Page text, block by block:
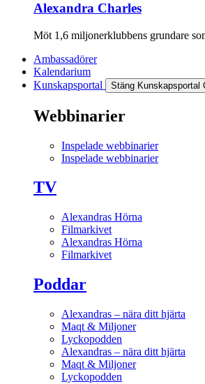
Alexandra Charles
Möt 1,6 miljonerklubbens grundare
Ambassadörer
Kalendarium
Kunskapsportal
Stäng Kunskapsportal
Webbinarier
Inspelade webbinarier
Inspelade webbinarier
TV
Alexandras Hörna
Filmarkivet
Alexandras Hörna
Filmarkivet
Poddar
Alexandras – nära ditt hjärta
Maqt & Miljoner
Lyckopodden
Alexandras – nära ditt hjärta
Maqt & Miljoner
Lyckopodden